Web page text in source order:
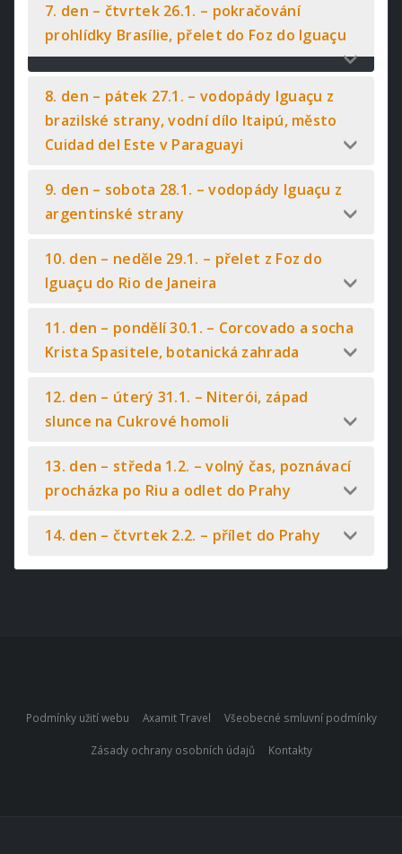
7. den – čtvrtek 26.1. – pokračování
prohlídky Brasílie, přelet do Foz do Iguaçu
8. den – pátek 27.1. – vodopády Iguaçu z
brazilské strany, vodní dílo Itaipú, město
Cuidad del Este v Paraguayi
9. den – sobota 28.1. – vodopády Iguaçu z
argentinské strany
10. den – neděle 29.1. – přelet z Foz do
Iguaçu do Rio de Janeira
11. den – pondělí 30.1. – Corcovado a socha
Krista Spasitele, botanická zahrada
12. den – úterý 31.1. – Niterói, západ
slunce na Cukrové homoli
13. den – středa 1.2. – volný čas, poznávací
procházka po Riu a odlet do Prahy
14. den – čtvrtek 2.2. – přílet do Prahy
Podmínky užití webu Axamit Travel Všeobecné smluvní podmínky
Zásady ochrany osobních údajů Kontakty